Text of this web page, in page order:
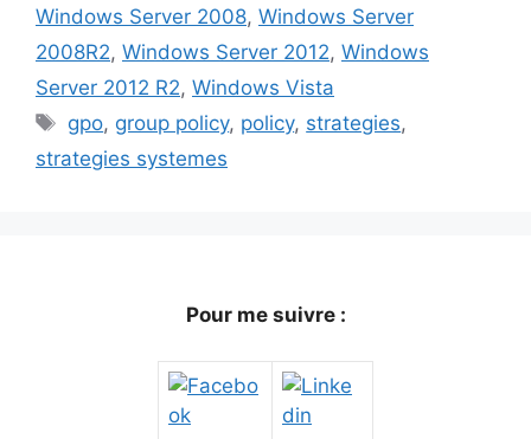
Windows Server 2008, Windows Server
2008R2, Windows Server 2012, Windows
Server 2012 R2, Windows Vista
Étiquettes
gpo, group policy, policy, strategies,
strategies systemes
Pour me suivre :